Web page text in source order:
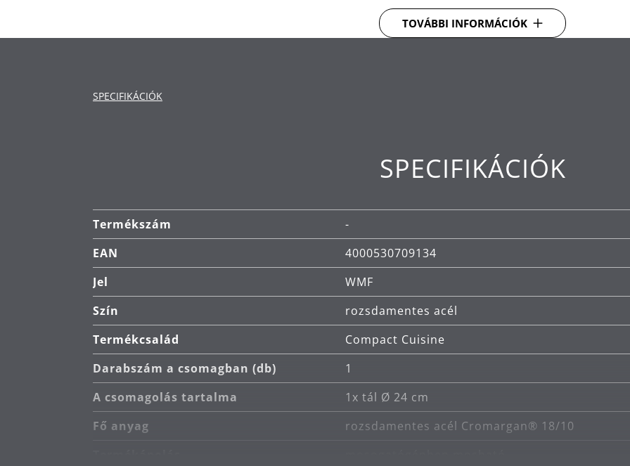
Az üreges fogantyúk csökkentik a hőátadást az edényből a fogantyúba.
rendkívül karcálló.
TOVÁBBI INFORMÁCIÓK
SPECIFIKÁCIÓK
SPECIFIKÁCIÓK
Termékszám
-
EAN
4000530709134
Jel
WMF
Szín
rozsdamentes acél
Termékcsalád
Compact Cuisine
Darabszám a csomagban (db)
1
A csomagolás tartalma
1x tál Ø 24 cm
Fő anyag
rozsdamentes acél Cromargan® 18/10